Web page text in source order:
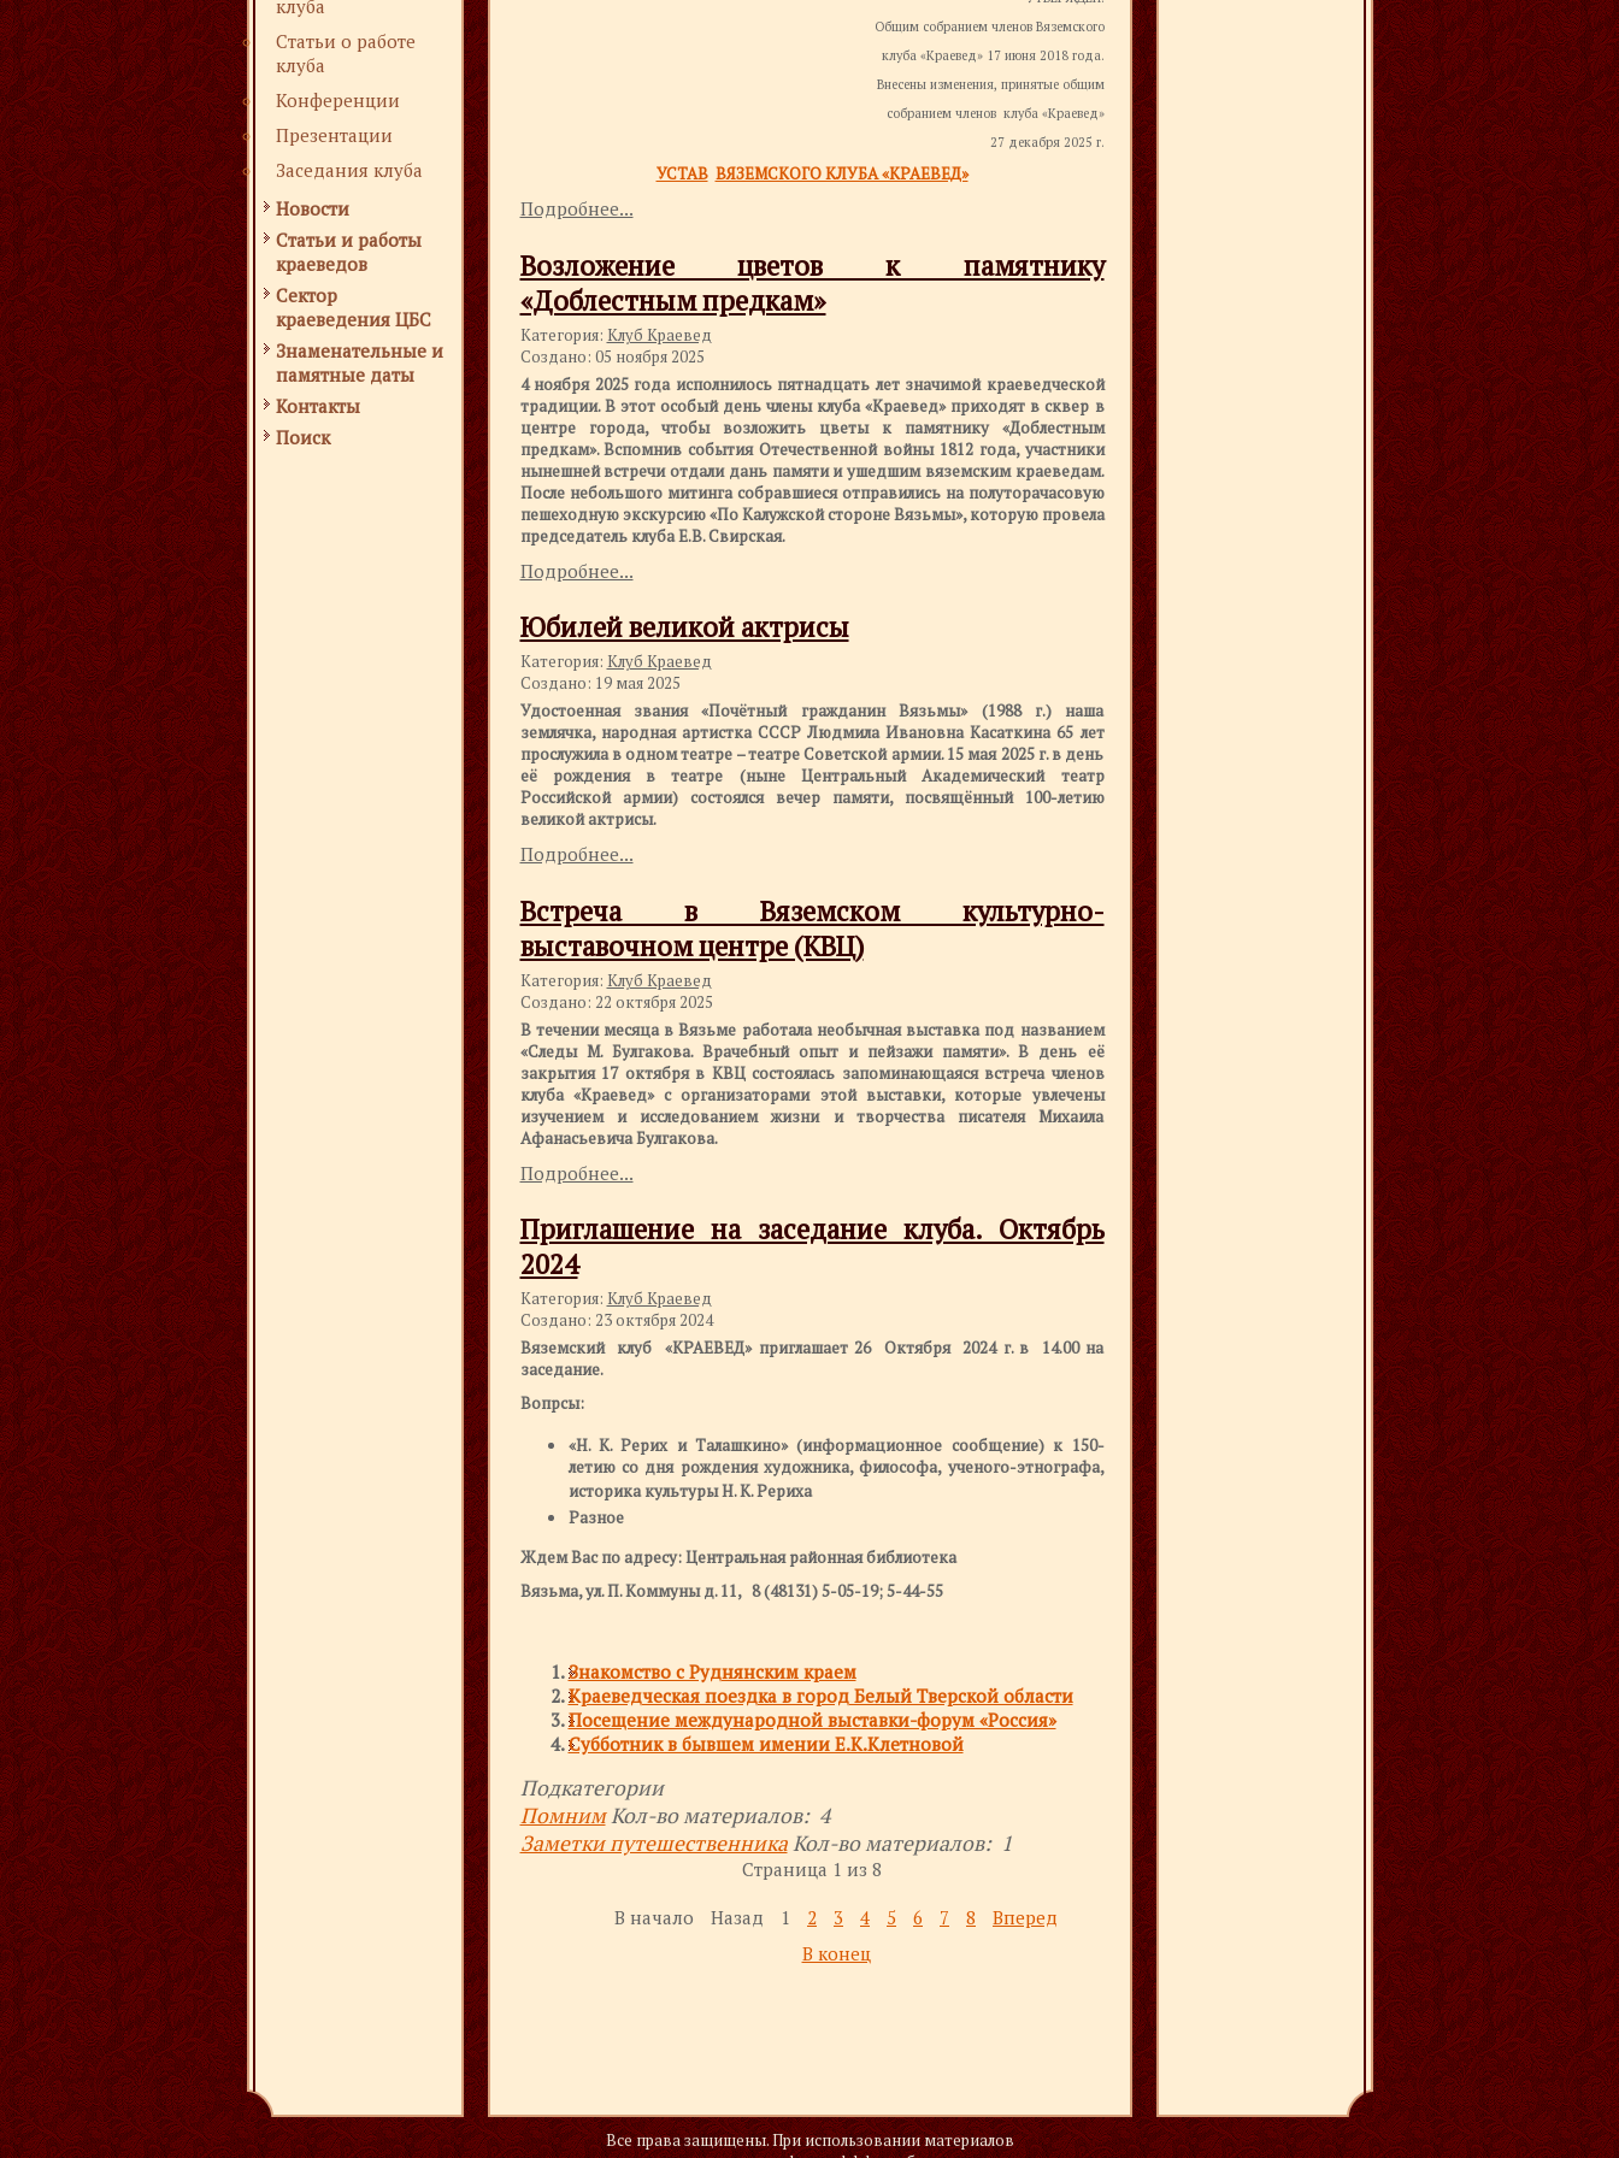
клуба
Статьи о работе
клуба
Конференции
Презентации
Заседания клуба
Новости
Статьи и работы
краеведов
Сектор
краеведения ЦБС
Знаменательные и
памятные даты
Контакты
Поиск
Общим собранием членов Вяземского
клуба «Краевед» 17 июня 2018 года.
Внесены изменения, принятые общим
собранием членов клуба «Краевед»
27 декабря 2025 г.
УСТАВ ВЯЗЕМСКОГО КЛУБА «КРАЕВЕД»
Подробнее...
Возложение цветов к памятнику
«Доблестным предкам»
Категория: Клуб Краевед
Создано: 05 ноября 2025
4 ноября 2025 года исполнилось пятнадцать лет значимой краеведческой
традиции. В этот особый день члены клуба «Краевед» приходят в сквер в
центре города, чтобы возложить цветы к памятнику «Доблестным
предкам». Вспомнив события Отечественной войны 1812 года, участники
нынешней встречи отдали дань памяти и ушедшим вяземским краеведам.
После небольшого митинга собравшиеся отправились на полуторачасовую
пешеходную экскурсию «По Калужской стороне Вязьмы», которую провела
председатель клуба Е.В. Свирская.
Подробнее...
Юбилей великой актрисы
Категория: Клуб Краевед
Создано: 19 мая 2025
Удостоенная звания «Почётный гражданин Вязьмы» (1988 г.) наша
землячка, народная артистка СССР Людмила Ивановна Касаткина 65 лет
прослужила в одном театре – театре Советской армии. 15 мая 2025 г. в день
её рождения в театре (ныне Центральный Академический театр
Российской армии) состоялся вечер памяти, посвящённый 100-летию
великой актрисы.
Подробнее...
Встреча в Вяземском культурно-
выставочном центре (КВЦ)
Категория: Клуб Краевед
Создано: 22 октября 2025
В течении месяца в Вязьме работала необычная выставка под названием
«Следы М. Булгакова. Врачебный опыт и пейзажи памяти». В день её
закрытия 17 октября в КВЦ состоялась запоминающаяся встреча членов
клуба «Краевед» с организаторами этой выставки, которые увлечены
изучением и исследованием жизни и творчества писателя Михаила
Афанасьевича Булгакова.
Подробнее...
Приглашение на заседание клуба. Октябрь
2024
Категория: Клуб Краевед
Создано: 23 октября 2024
Вяземский клуб «КРАЕВЕД» приглашает 26 Октября 2024 г. в 14.00 на
заседание.
Вопрсы:
«Н. К. Рерих и Талашкино» (информационное сообщение) к 150-
летию со дня рождения художника, философа, ученого-этнографа,
историка культуры Н. К. Рериха
Разное
Ждем Вас по адресу: Центральная районная библиотека
Вязьма, ул. П. Коммуны д. 11, 8 (48131) 5-05-19; 5-44-55
Знакомство с Руднянским краем
Краеведческая поездка в город Белый Тверской области
Посещение международной выставки-форум «Россия»
Субботник в бывшем имении Е.К.Клетновой
Подкатегории
ПомнимКол-во материалов: 4
Заметки путешественникаКол-во материалов: 1
Страница 1 из 8
В начало
Назад 1 2 3 4 5 6 7 8
Вперед
В конец
Все права защищены. При использовании материалов